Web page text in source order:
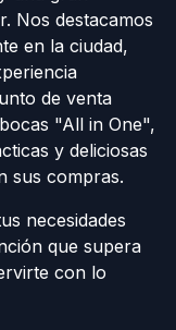
Nos destacamos
en la ciudad,
de venta
"All in One",
y deliciosas
sus compras.
necesidades
que supera
con lo